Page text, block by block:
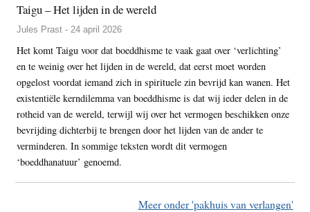
Taigu – Het lijden in de wereld
Jules Prast - 24 april 2026
Het komt Taigu voor dat boeddhisme te vaak gaat over ‘verlichting’
en te weinig over het lijden in de wereld, dat eerst moet worden
opgelost voordat iemand zich in spirituele zin bevrijd kan wanen. Het
existentiële kerndilemma van boeddhisme is dat wij ieder delen in de
rotheid van de wereld, terwijl wij over het vermogen beschikken onze
bevrijding dichterbij te brengen door het lijden van de ander te
verminderen. In sommige teksten wordt dit vermogen
‘boeddhanatuur’ genoemd.
Meer onder 'pakhuis van verlangen'